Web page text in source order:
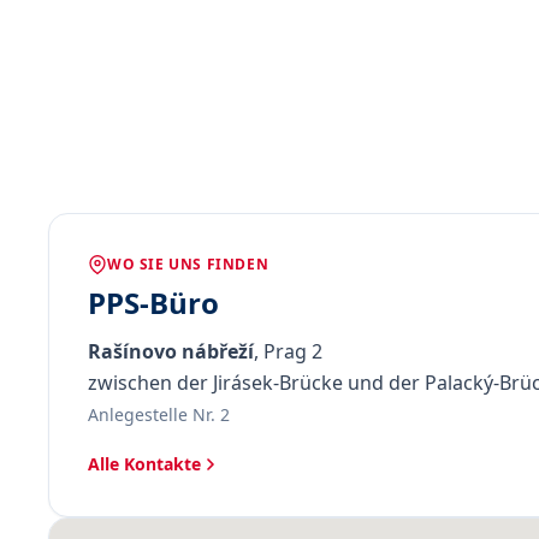
WO SIE UNS FINDEN
PPS-Büro
Rašínovo nábřeží, Prag 2
zwischen der Jirásek-Brücke und der Palacký-
Anlegestelle Nr. 2
Alle Kontakte